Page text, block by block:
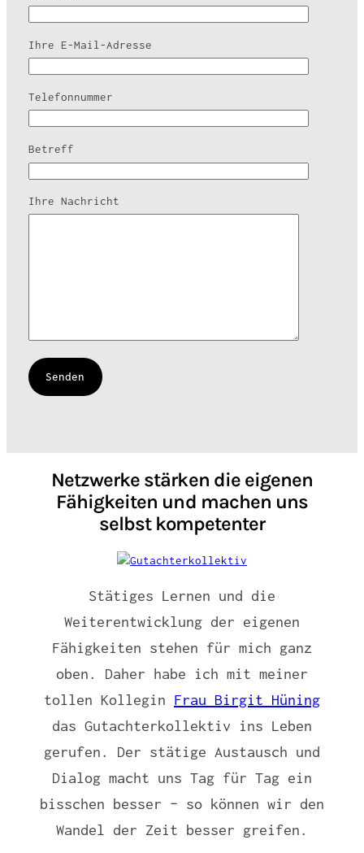
Ihre E-Mail-Adresse
Telefonnummer
Betreff
Ihre Nachricht
Netzwerke stärken die eigenen
Fähigkeiten und machen uns
selbst kompetenter
Stätiges Lernen und die
Weiterentwicklung der eigenen
Fähigkeiten stehen für mich ganz
oben. Daher habe ich mit meiner
tollen Kollegin Frau Birgit Hüning
das Gutachterkollektiv ins Leben
gerufen. Der stätige Austausch und
Dialog macht uns Tag für Tag ein
bisschen besser – so können wir den
Wandel der Zeit besser greifen.